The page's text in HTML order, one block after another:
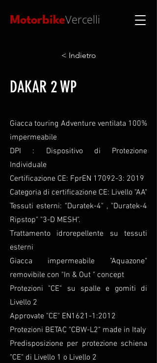
MotorbikeVercelli
< Indietro
DAKAR 2 WP
Giacca touring Adventure ventilata 100%
impermeabile
DPI : Dispositivo di Protezione
Individuale
Certificazione CE: FprEN 17092-3: 2019
Categoria di certificazione CE: Livello "AA"
Tessuti esterni: "Duratek-4" , "Duratek-4
Ripstop" "3-D MESH".
Trattamento idrorepellente su tessuti
esterni
Giacca impermeabile "Aquazone"
removibile con "In & Out " concept
Protezioni "CE" su spalle e gomiti di
Livello 2
Approvate "CE" EN1621-1:2012
Protezioni BETAC "CBW-L2" made in Italy
Predisposizione per protezione schiena
"CE" di Livello 1 o Livello 2